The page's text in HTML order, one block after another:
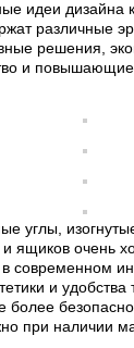
идеи дизайна
различные
решения,
и
углы,
ящиков очень
современном
и удобства
более
при наличии